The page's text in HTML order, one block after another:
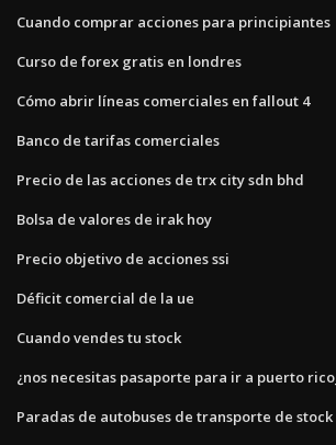
Cuando comprar acciones para principiantes
Curso de forex gratis en londres
Cómo abrir líneas comerciales en fallout 4
Banco de tarifas comerciales
Precio de las acciones de trx city sdn bhd
Bolsa de valores de irak hoy
Precio objetivo de acciones ssi
Déficit comercial de la ue
Cuando vendes tu stock
¿nos necesitas pasaporte para ir a puerto rico_
Paradas de autobuses de transporte de stock